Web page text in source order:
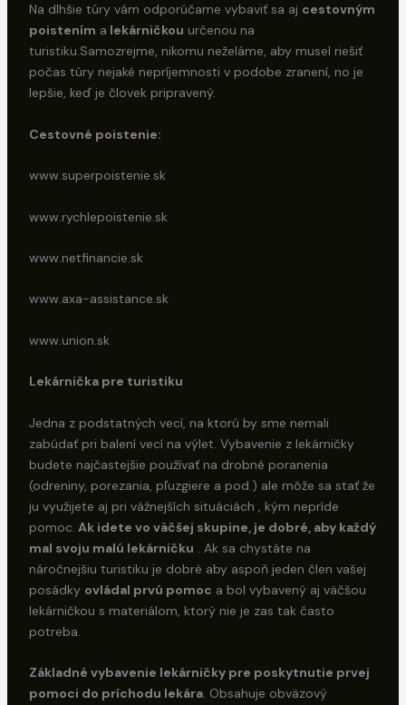
Na dlhšie túry vám odporúčame vybaviť sa aj cestovným
poistením a lekárničkou určenou na
turistiku.Samozrejme, nikomu neželáme, aby musel riešiť
počas túry nejaké nepríjemnosti v podobe zranení, no je
lepšie, keď je človek pripravený.
Cestovné poistenie:
www.superpoistenie.sk
www.rychlepoistenie.sk
www.netfinancie.sk
www.axa-assistance.sk
www.union.sk
Lekárnička pre turistiku
Jedna z podstatných vecí, na ktorú by sme nemali
zabúdať pri balení vecí na výlet. Vybavenie z lekárničky
budete najčastejšie používať na drobné poranenia
(odreniny, porezania, pľuzgiere a pod.) ale môže sa stať že
ju využijete aj pri vážnejších situáciách , kým nepríde
pomoc. Ak idete vo väčšej skupine, je dobré, aby každý
mal svoju malú lekárničku . Ak sa chystáte na
náročnejšiu turistiku je dobré aby aspoň jeden člen vašej
posádky ovládal prvú pomoc a bol vybavený aj väčšou
lekárničkou s materiálom, ktorý nie je zas tak často
potreba.
Základné vybavenie lekárničky pre poskytnutie prvej
pomoci do príchodu lekára. Obsahuje obväzový